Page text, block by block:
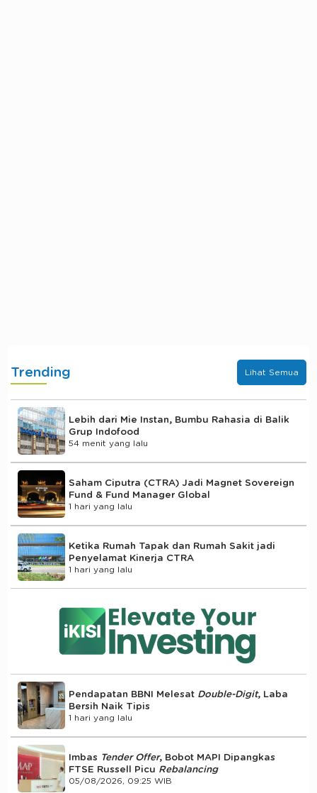
Trending Lihat Semua
Lebih dari Mie Instan, Bumbu Rahasia di Balik
Grup Indofood
54 menit yang lalu
Saham Ciputra (CTRA) Jadi Magnet Sovereign
Fund & Fund Manager Global
1 hari yang lalu
Ketika Rumah Tapak dan Rumah Sakit jadi
Penyelamat Kinerja CTRA
1 hari yang lalu
Pendapatan BBNI Melesat Double-Digit, Laba
Bersih Naik Tipis
1 hari yang lalu
Imbas Tender Offer, Bobot MAPI Dipangkas
FTSE Russell Picu Rebalancing
05/08/2026, 09:25 WIB